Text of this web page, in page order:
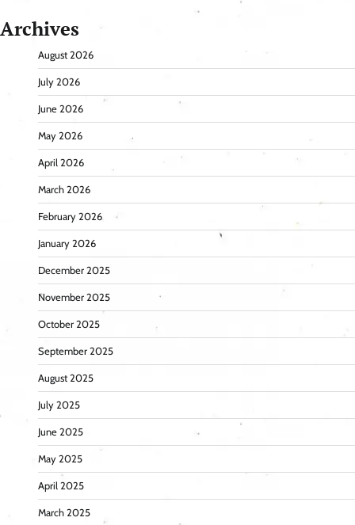
Archives
August 2026
July 2026
June 2026
May 2026
April 2026
March 2026
February 2026
January 2026
December 2025
November 2025
October 2025
September 2025
August 2025
July 2025
June 2025
May 2025
April 2025
March 2025